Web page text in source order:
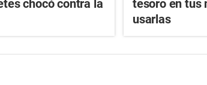
chocó contra la
tesoro en tus
usarlas